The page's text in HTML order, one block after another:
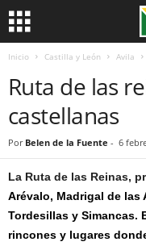
Inicio Castilla y León Avila
Ruta de las
castellanas
Por Belen de la Fuente - 6
La Ruta de las Reinas,
Arévalo, Madrigal de las
Tordesillas y Simancas.
rincones y lugares